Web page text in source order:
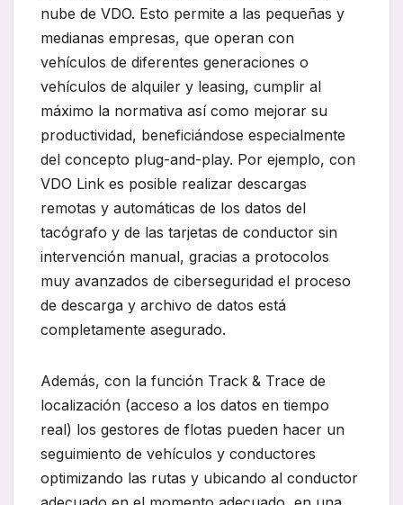
nube de VDO. Esto permite a las pequeñas y
medianas empresas, que operan con
vehículos de diferentes generaciones o
vehículos de alquiler y leasing, cumplir al
máximo la normativa así como mejorar su
productividad, beneficiándose especialmente
del concepto plug-and-play. Por ejemplo, con
VDO Link es posible realizar descargas
remotas y automáticas de los datos del
tacógrafo y de las tarjetas de conductor sin
intervención manual, gracias a protocolos
muy avanzados de ciberseguridad el proceso
de descarga y archivo de datos está
completamente asegurado.
Además, con la función Track & Trace de
localización (acceso a los datos en tiempo
real) los gestores de flotas pueden hacer un
seguimiento de vehículos y conductores
optimizando las rutas y ubicando al conductor